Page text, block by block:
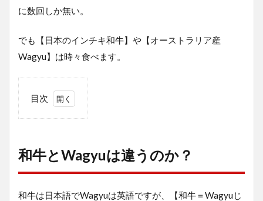
に数回しか無い。
でも 【日本のインチキ和牛】 や 【オーストラリア産
Wagyu】 は時々食べます。
目次
は違う
のか？
和牛と
和牛とWagyuは違うのか？
和牛は日本語でWagyuは英語ですが、
【和牛＝Wagyuじ